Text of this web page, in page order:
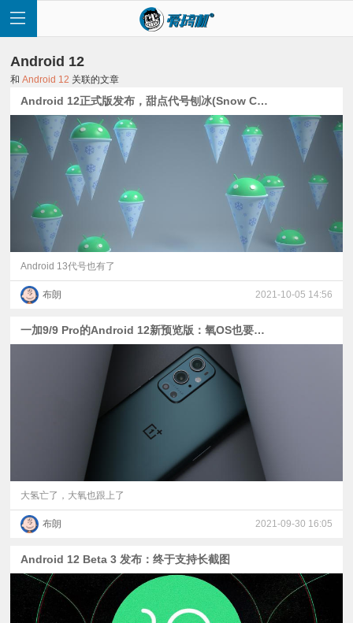
首
页
评
普
验
Android 12
和Android 12 关联的文章
Android 12正式版发布，甜点代号刨冰(Snow Cone)
Android 13代号也有了
布朗 2021-10-05 14:56
一加9/9 Pro的Android 12新预览版：氧OS也要换ColorOS 12
大氢亡了，大氧也跟上了
布朗 2021-09-30 16:05
Android 12 Beta 3 发布：终于支持长截图